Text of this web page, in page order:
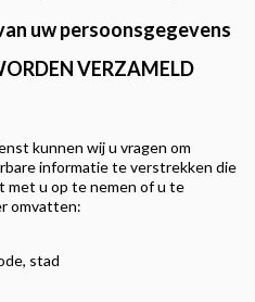
uw persoonsgegevens
VERZAMELD
kunnen wij u vragen om
informatie te verstrekken die
met u op te nemen of u te
omvatten:
stad